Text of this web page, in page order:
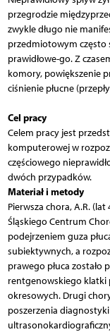
przegrodzie
zwykle długo nie
przedmiotowym często
prawidłowe-go. Z
komory, powiększenie
ciśnienie płucne
Cel pracy
Celem pracy jest
komputerowej w
częściowego
dwóch przypadków.
Materiał i metody
Pierwsza chora, A.R.
Śląskiego Centrum
podejrzeniem guza
subiektywnych, a
prawego płuca zostało
rentgenowskiego klatki
okresowych. Drugi
poszerzenia